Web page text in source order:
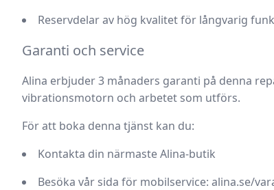
Reservdelar av hög kvalitet för långvarig
Garanti och service
Alina erbjuder3 månaders garanti på denna
vibrationsmotorn och arbetet som utförs.
För att boka denna tjänst kan du:
Kontakta din närmaste Alina-butik
Besöka vår sida för mobilservice: alina.se/